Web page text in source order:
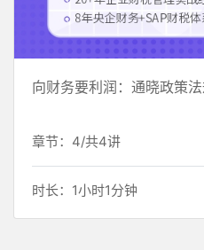
向财务要利润：通晓政策
章节：4/共4讲
时长：1小时1分钟